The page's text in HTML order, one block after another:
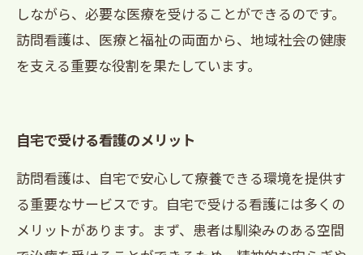
しながら、必要な医療を受けることができるのです。
訪問看護は、医療と福祉の両面から、地域社会の健康
を支える重要な役割を果たしています。
自宅で受ける看護のメリット
訪問看護は、自宅で安心して療養できる環境を提供す
る重要なサービスです。自宅で受ける看護には多くの
メリットがあります。まず、患者は馴染みのある空間